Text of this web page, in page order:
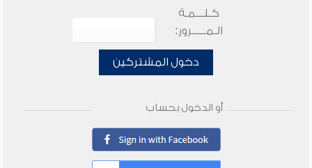
كـلـــمـة
الـمـــــرور:
دخول المشتركين
أو الدخول بحساب